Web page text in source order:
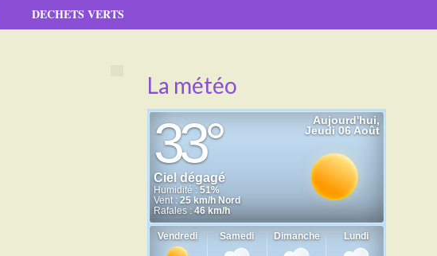
DECHETS VERTS
La météo